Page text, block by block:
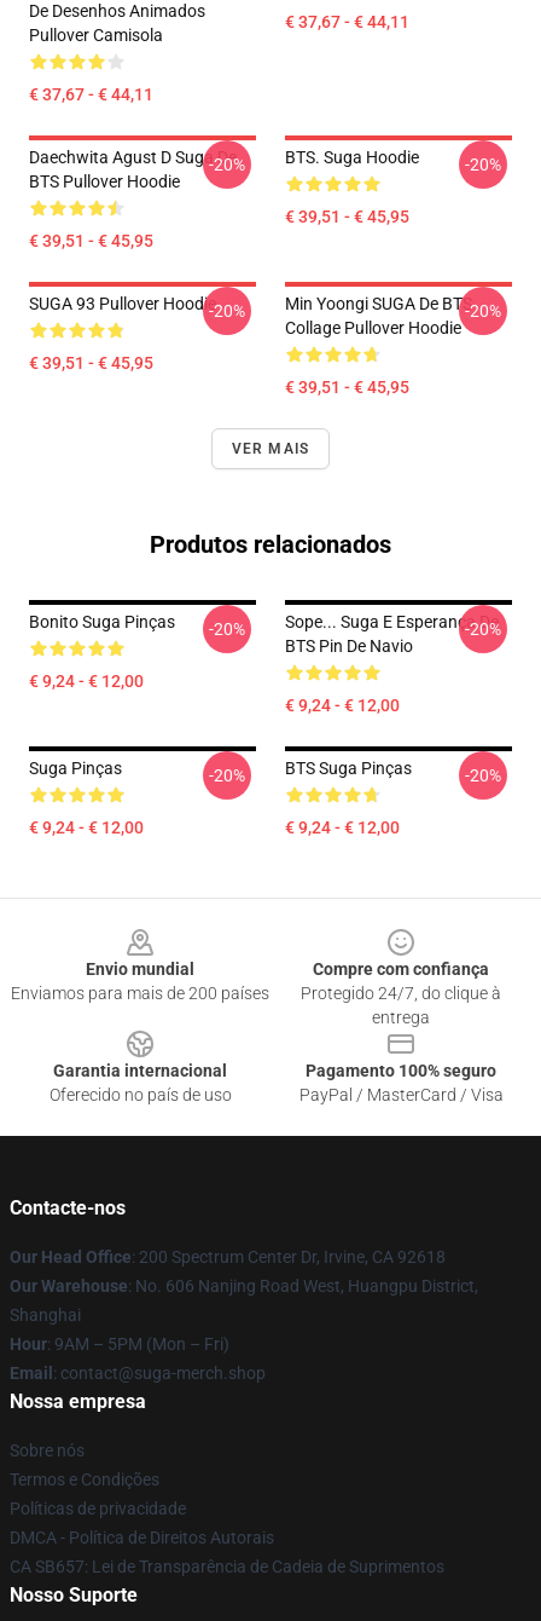
De Desenhos Animados
Pullover Camisola
€ 37,67 - € 44,11
€ 37,67 - € 44,11
Daechwita Agust D Suga De
BTS Pullover Hoodie
€ 39,51 - € 45,95
-20% BTS. Suga Hoodie
€ 39,51 - € 45,95
-20%
SUGA 93 Pullover Hoodie
€ 39,51 - € 45,95
-20%
Min Yoongi SUGA De BTS
Collage Pullover Hoodie
€ 39,51 - € 45,95
-20%
VER MAIS
Produtos relacionados
Bonito Suga Pinças
€ 9,24 - € 12,00
-20%
Sope... Suga E Esperança De
BTS Pin De Navio
€ 9,24 - € 12,00
-20%
Suga Pinças
€ 9,24 - € 12,00
-20% BTS Suga Pinças
€ 9,24 - € 12,00
-20%
Envio mundial
Enviamos para mais de 200 países
Compre com confiança
Protegido 24/7, do clique à
entrega
Garantia internacional
Oferecido no país de uso
Pagamento 100% seguro
PayPal / MasterCard / Visa
Contacte-nos
Our Head Office: 200 Spectrum Center Dr, Irvine, CA 92618
Our Warehouse: No. 606 Nanjing Road West, Huangpu District,
Shanghai
Hour: 9AM – 5PM (Mon – Fri)
Email : contact@suga-merch.shop
Nossa empresa
Sobre nós
Termos e Condições
Políticas de privacidade
DMCA - Política de Direitos Autorais
CA SB657: Lei de Transparência de Cadeia de Suprimentos
Nosso Suporte